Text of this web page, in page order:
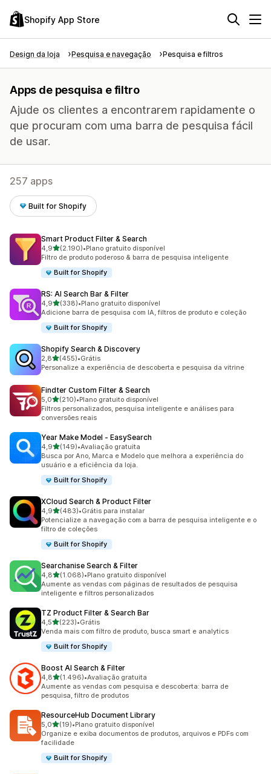
Shopify App Store
Design da loja Pesquisa e navegação Pesquisa e filtros
Apps de pesquisa e filtro
Ajude os clientes a encontrarem rapidamente o
que procuram com uma barra de pesquisa fácil
de usar.
257 apps
Built for Shopify
Smart Product Filter & Search
4,9de 5 estrelas
(2.190)
2190 avaliações ao todo
•Plano gratuito disponível
Filtro de produto poderoso & barra de pesquisa inteligente
Built for Shopify
RS: AI Search Bar & Filter
4,9de 5 estrelas
(338)
338 avaliações ao todo
•Plano gratuito disponível
Adicione barra de pesquisa com IA, filtros de produto e coleção
Built for Shopify
Shopify Search & Discovery
2,8de 5 estrelas
(455)
455 avaliações ao todo
•Grátis
Personalize a experiência de descoberta e pesquisa da vitrine
Findter Custom Filter & Search
5,0de 5 estrelas
(210)
210 avaliações ao todo
•Plano gratuito disponível
Filtros personalizados, pesquisa inteligente e análises para
conversões reais
Year Make Model ‑ EasySearch
4,9de 5 estrelas
(149)
149 avaliações ao todo
•Avaliação gratuita
Busca por Ano, Marca e Modelo que melhora a experiência do
usuário e a eficiência da loja.
Built for Shopify
XCloud Search & Product Filter
4,9de 5 estrelas
(483)
483 avaliações ao todo
•Grátis para instalar
Potencialize a navegação com a barra de pesquisa inteligente e o
filtro de coleções
Built for Shopify
Searchanise Search & Filter
4,8de 5 estrelas
(1.068)
1068 avaliações ao todo
•Plano gratuito disponível
Aumente as vendas com páginas de resultados de pesquisa
inteligente e filtros personalizados
TZ Product Filter & Search Bar
4,5de 5 estrelas
(223)
223 avaliações ao todo
•Grátis
Venda mais com filtro de produto, busca smart e analytics
Built for Shopify
Boost AI Search & Filter
4,8de 5 estrelas
(1.496)
1496 avaliações ao todo
•Avaliação gratuita
Aumente as vendas com pesquisa e descoberta: barra de
pesquisa, filtro de produtos
ResourceHub Document Library
5,0de 5 estrelas
(19)
19 avaliações ao todo
•Plano gratuito disponível
Organize e exiba documentos de produtos, arquivos e PDFs com
facilidade
Built for Shopify